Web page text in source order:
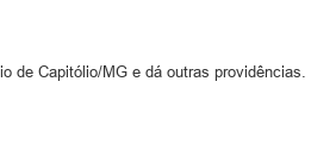
de Capitólio/MG e dá outras providências.